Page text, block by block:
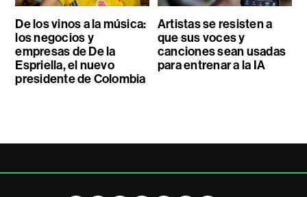
De los vinos a la música:
los negocios y
empresas de De la
Espriella, el nuevo
presidente de Colombia
Artistas se resisten a
que sus voces y
canciones sean usadas
para entrenar a la IA